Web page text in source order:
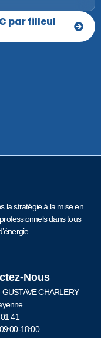
par filleul
la stratégie à la mise en
dans tous
Nous
CHARLERY
41
18:00